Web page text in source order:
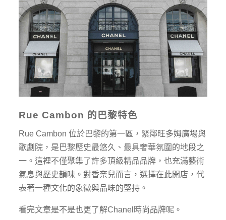
Rue Cambon 的巴黎特色
Rue Cambon 位於巴黎的第一區，緊鄰旺多姆廣場與
歌劇院，是巴黎歷史最悠久、最具奢華氛圍的地段之
一。這裡不僅聚集了許多頂級精品品牌，也充滿藝術
氣息與歷史韻味。對香奈兒而言，選擇在此開店，代
表著一種文化的象徵與品味的堅持。
看完文章是不是也更了解Chanel時尚品牌呢。